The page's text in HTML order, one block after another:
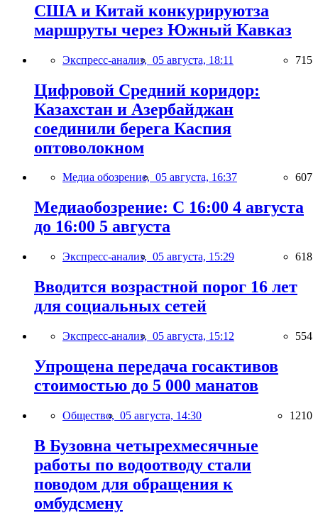
США и Китай конкурируютза
маршруты через Южный Кавказ
Экспресс-анализ, 05 августа, 18:11 715
Цифровой Средний коридор:
Казахстан и Азербайджан
соединили берега Каспия
оптоволокном
Медиа обозрение, 05 августа, 16:37 607
Медиаобозрение: С 16:00 4 августа
до 16:00 5 августа
Экспресс-анализ, 05 августа, 15:29 618
Вводится возрастной порог 16 лет
для социальных сетей
Экспресс-анализ, 05 августа, 15:12 554
Упрощена передача госактивов
стоимостью до 5 000 манатов
Общество, 05 августа, 14:30 1210
В Бузовна четырехмесячные
работы по водоотводу стали
поводом для обращения к
омбудсмену